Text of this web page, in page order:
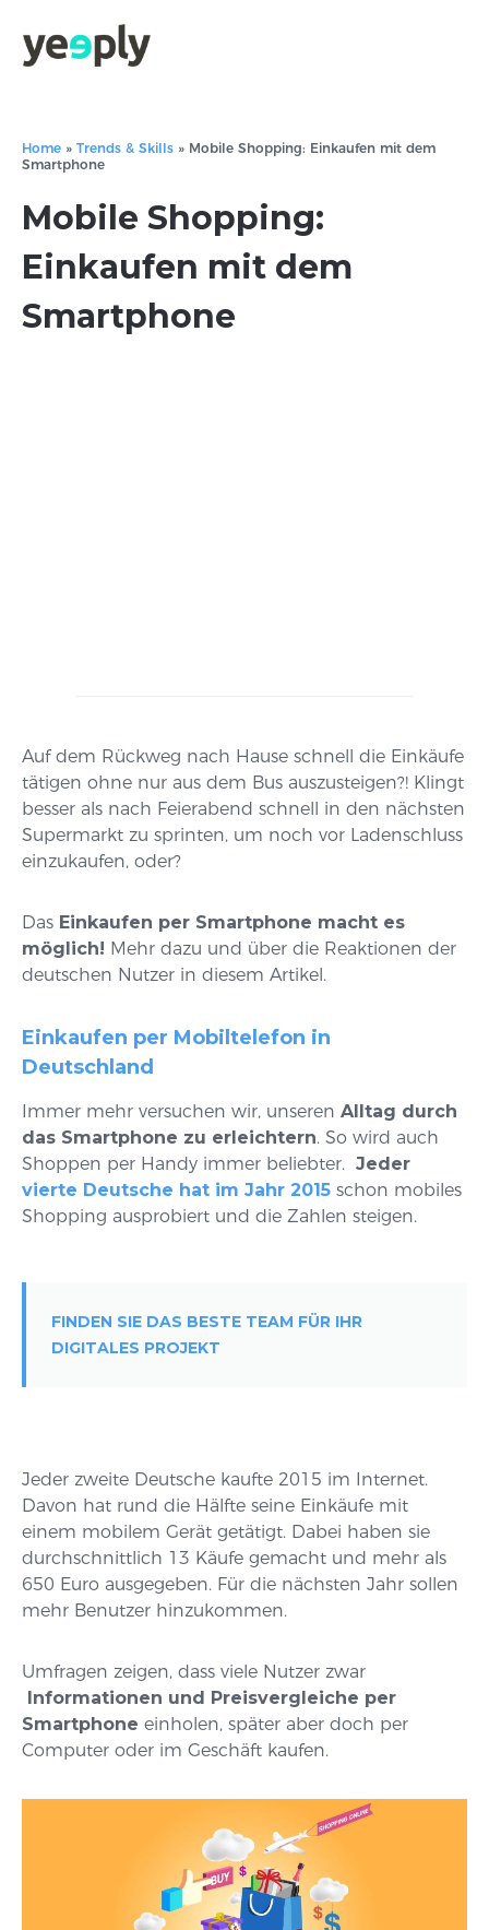
Home » Trends & Skills » Mobile Shopping: Einkaufen mit dem
Smartphone
Mobile Shopping:
Einkaufen mit dem
Smartphone
Auf dem Rückweg nach Hause schnell die Einkäufe
tätigen ohne nur aus dem Bus auszusteigen?! Klingt
besser als nach Feierabend schnell in den nächsten
Supermarkt zu sprinten, um noch vor Ladenschluss
einzukaufen, oder?
Das Einkaufen per Smartphone macht es
möglich! Mehr dazu und über die Reaktionen der
deutschen Nutzer in diesem Artikel.
Einkaufen per Mobiltelefon in
Deutschland
Immer mehr versuchen wir, unseren Alltag durch
das Smartphone zu erleichtern. So wird auch
Shoppen per Handy immer beliebter. Jeder
vierte Deutsche hat im Jahr 2015 schon mobiles
Shopping ausprobiert und die Zahlen steigen.
FINDEN SIE DAS BESTE TEAM FÜR IHR
DIGITALES PROJEKT
Jeder zweite Deutsche kaufte 2015 im Internet.
Davon hat rund die Hälfte seine Einkäufe mit
einem mobilem Gerät getätigt. Dabei haben sie
durchschnittlich 13 Käufe gemacht und mehr als
650 Euro ausgegeben. Für die nächsten Jahr sollen
mehr Benutzer hinzukommen.
Umfragen zeigen, dass viele Nutzer zwar
Informationen und Preisvergleiche per
Smartphone einholen, später aber doch per
Computer oder im Geschäft kaufen.